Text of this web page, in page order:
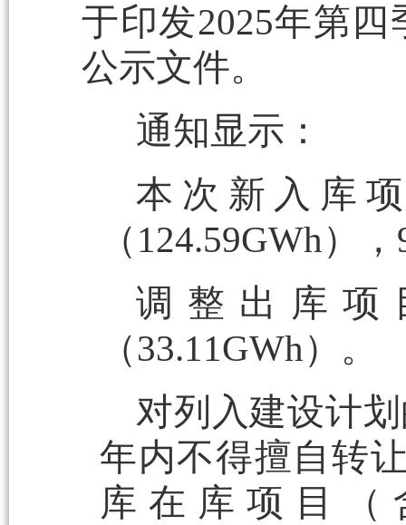
于印发2025年第
公示文件。
通知显示：
本次新入库
（124.59GWh）
调整出库项
（33.11GWh）。
对列入建设计
年内不得擅自转
库在库项目（